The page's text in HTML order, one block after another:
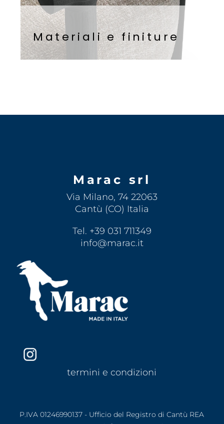
Materiali e finiture
Marac srl
Via Milano, 74 22063
Cantù (CO) Italia
Tel. +39 031 711349
info@marac.it
termini e condizioni
P.IVA 01246990137 - Ufficio del Registro di Cantù REA